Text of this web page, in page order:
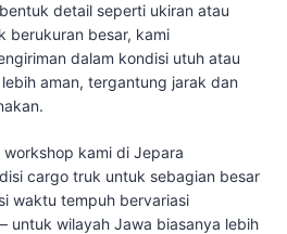
detail seperti ukiran atau
berukuran besar, kami
dalam kondisi utuh atau
aman, tergantung jarak dan
kami di Jepara
cargo truk untuk sebagian besar
waktu tempuh bervariasi
untuk wilayah Jawa biasanya lebih